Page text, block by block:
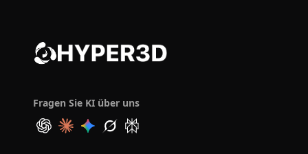
Fragen Sie KI über uns